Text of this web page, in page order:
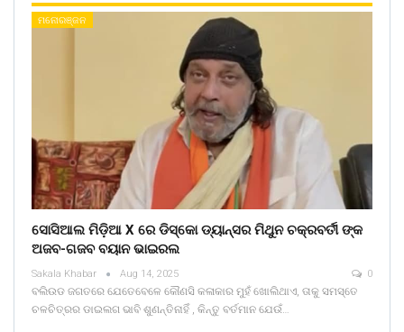
ମନୋରଞ୍ଜନ
ସୋସିଆଲ ମିଡ଼ିଆ X ରେ ଡିସ୍କୋ ଡ୍ୟାନ୍ସର ମିଥୁନ ଚକ୍ରବର୍ତୀ ଙ୍କ
ଅଜବ-ଗଜବ ବୟାନ ଭାଇରଲ
Sakala Khabar Aug 14, 2025 0
ବଲିଉଡ ଜଗତରେ ଯେତେବେଳେ କୌଣସି କଳାକାର ମୁହଁ ଖୋଲିଥାଏ, ତାକୁ ସମସ୍ତେ
ଚଳଚିତ୍ରର ଡାଇଲଗ ଭାବି ଶୁଣନ୍ତିନାହିଁ , କିନ୍ତୁ ବର୍ତମାନ ଯେଉଁ…